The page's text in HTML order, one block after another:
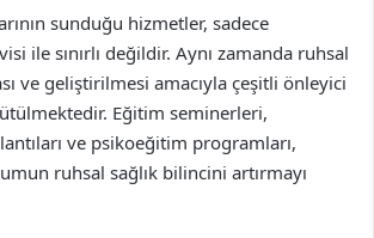
sunduğu hizmetler, sadece
ile sınırlı değildir. Aynı zamanda ruhsal
ve geliştirilmesi amacıyla çeşitli önleyici
Eğitim seminerleri,
ve psikoeğitim programları,
ruhsal sağlık bilincini artırmayı